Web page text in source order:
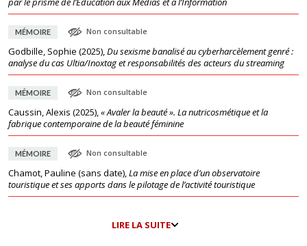
MÉMOIRE Non consultable
Godbille, Sophie (2025),Du sexisme banalisé au cyberharcèlement genré :
analyse du cas Ultia/Inoxtag et responsabilités des acteurs du streaming
MÉMOIRE Non consultable
Caussin, Alexis (2025),« Avaler la beauté ». La nutricosmétique et la
fabrique contemporaine de la beauté féminine
MÉMOIRE Non consultable
Chamot, Pauline (sans date),La mise en place d’un observatoire
touristique et ses apports dans le pilotage de l’activité touristique
LIRE LA SUITE